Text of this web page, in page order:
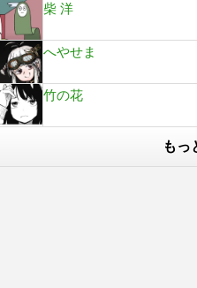
柴 洋
へやせま
竹の花
もっ